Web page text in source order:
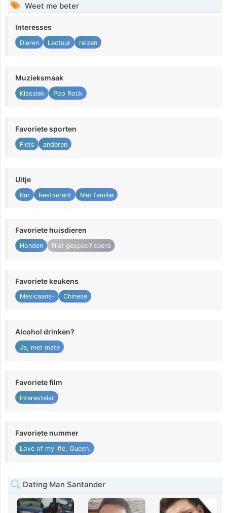
Weet me beter
Interesses
Dieren Lectuur reizen
Muzieksmaak
Klassiek Pop Rock
Favoriete sporten
Fiets anderen
Uitje
Bar Restaurant Met familie
Favoriete huisdieren
Honden Niet gespecificeerd
Favoriete keukens
Mexicaans- Chinese
Alcohol drinken?
Ja, met mate
Favoriete film
Interestelar
Favoriete nummer
Love of my life, Queen.
Dating Man Santander